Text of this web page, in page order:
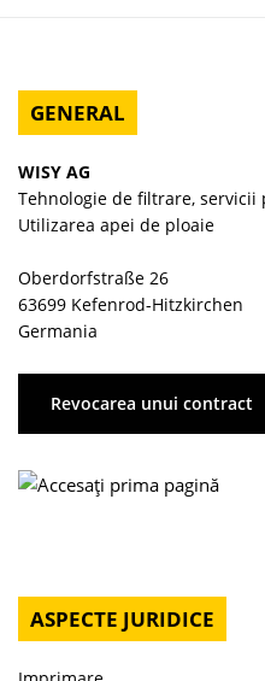
GENERAL
WISY AG
Tehnologie de filtrare,
Utilizarea apei de ploaie
Oberdorfstraße 26
63699 Kefenrod-Hitzkirchen
Germania
Revocarea unui contract
ASPECTE JURIDICE